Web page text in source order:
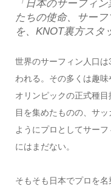
「日本のサーフィ
たちの使命、サー
を、KNOT裏方ス
世界のサーフィン人口
われる。その多くは趣味
オリンピックの正式種
目を集めたものの、サ
ようにプロとしてサー
にはまだない。
そもそも日本でプロを